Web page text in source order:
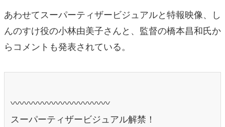
あわせてスーパーティザービジュアルと特報映像、し
んのすけ役の小林由美子さんと、監督の橋本昌和氏か
らコメントも発表されている。
〰〰〰〰〰〰〰〰〰〰〰
スーパーティザービジュアル解禁！